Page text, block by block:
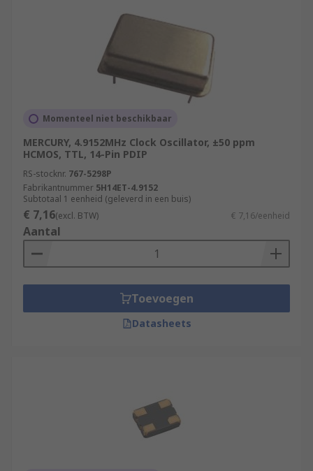
Momenteel niet beschikbaar
MERCURY, 4.9152MHz Clock Oscillator, ±50 ppm
HCMOS, TTL, 14-Pin PDIP
RS-stocknr. 767-5298P
Fabrikantnummer 5H14ET-4.9152
Subtotaal 1 eenheid (geleverd in een buis)
€ 7,16(excl. BTW) € 7,16/eenheid
Aantal
Toevoegen
Datasheets